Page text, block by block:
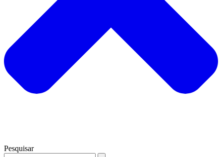
Pesquisar